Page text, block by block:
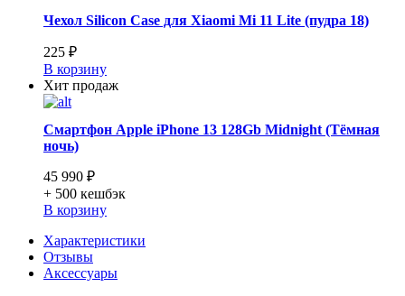
Чехол Silicon Case для Xiaomi Mi 11 Lite (пудра 18)
225 ₽
В корзину
Хит продаж
Смартфон Apple iPhone 13 128Gb Midnight (Тёмная
ночь)
45 990 ₽
+ 500 кешбэк
В корзину
Характеристики
Отзывы
Аксессуары